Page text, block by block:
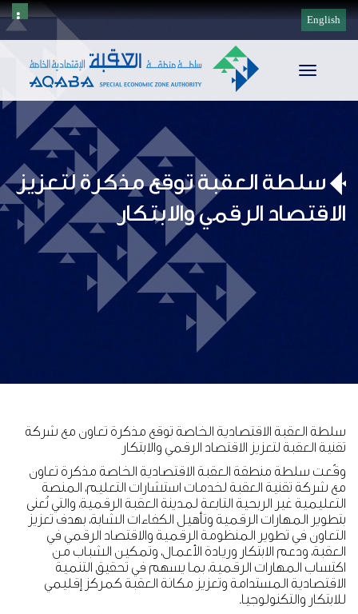
English
Toggle
سلطة العقبة توقع مذكرة لتعزيز
الاقتصاد الرقمي والابتكار
سلطة العقبة الاقتصادية الخاصة توقع مذكرة تعاون مع شركة
تقنية العقبة لتعزيز الاقتصاد الرقمي والابتكار
وقّعت سلطة منطقة العقبة الاقتصادية الخاصة مذكرة تعاون
مع شركة تقنية العقبة لخدمات استشارات التعليم، المنصة
التعليمية غير الربحية التابعة لمدينة العقبة الرقمية، والتي تُعنى
بتطوير المهارات الرقمية وتأهيل الكفاءات الشابة، بهدف تعزيز
التعاون في تطوير المنظومة الرقمية والاقتصاد الرقمي في
العقبة، ودعم الابتكار وريادة الأعمال، وتمكين الشباب من
اكتساب المهارات الرقمية، بما يسهم في تحقيق التنمية
الاقتصادية المستدامة وتعزيز مكانة العقبة كمركز إقليمي
للابتكار والتكنولوجيا.